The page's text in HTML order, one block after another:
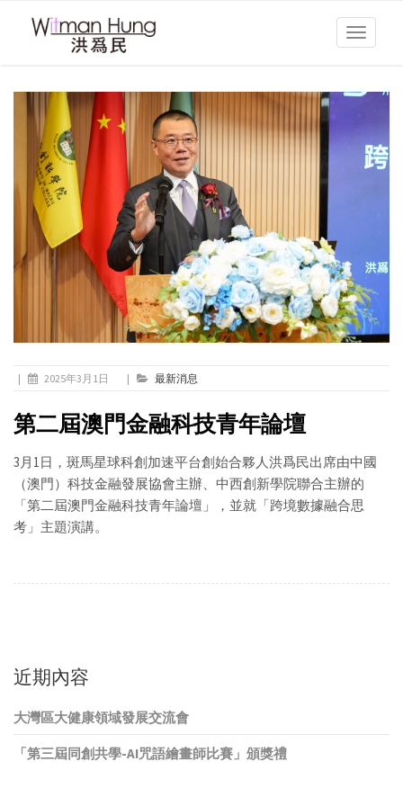
Toggle
| 2025年3月1日 | 最新消息
第二屆澳門金融科技青年論壇
3月1日，斑馬星球科創加速平台創始合夥人洪爲民出席由中國
（澳門）科技金融發展協會主辦、中西創新學院聯合主辦的
「第二屆澳門金融科技青年論壇」，並就「跨境數據融合思
考」主題演講。
近期內容
大灣區大健康領域發展交流會
「第三屆同創共學-AI咒語繪畫師比賽」頒獎禮